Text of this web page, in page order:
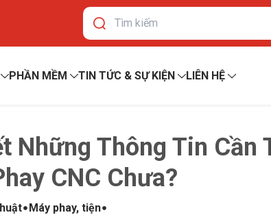
PHẦN MỀM TIN TỨC & SỰ KIỆN LIÊN HỆ
Những Thông Tin Cần
CNC Chưa?
Máy phay, tiện